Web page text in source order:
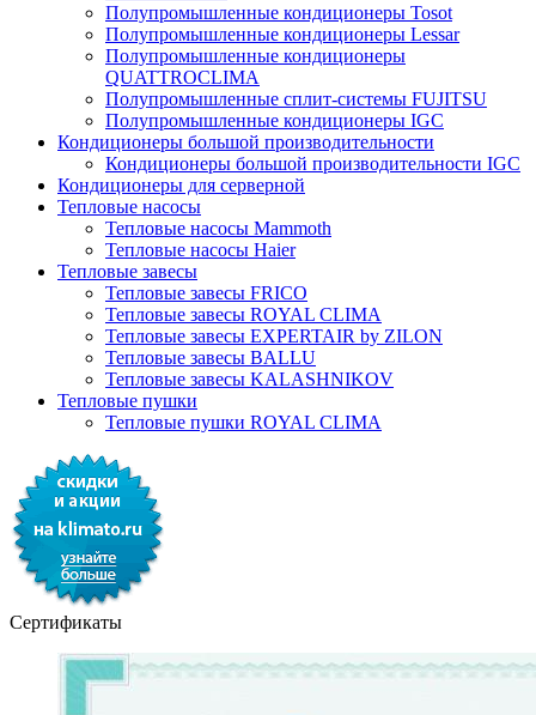
Полупромышленные кондиционеры Tosot
Полупромышленные кондиционеры Lessar
Полупромышленные кондиционеры
QUATTROCLIMA
Полупромышленные сплит-системы FUJITSU
Полупромышленные кондиционеры IGC
Кондиционеры большой производительности
Кондиционеры большой производительности IGC
Кондиционеры для серверной
Тепловые насосы
Тепловые насосы Mammoth
Тепловые насосы Haier
Тепловые завесы
Тепловые завесы FRICO
Тепловые завесы ROYAL CLIMA
Тепловые завесы EXPERTAIR by ZILON
Тепловые завесы BALLU
Тепловые завесы KALASHNIKOV
Тепловые пушки
Тепловые пушки ROYAL CLIMA
Сертификаты